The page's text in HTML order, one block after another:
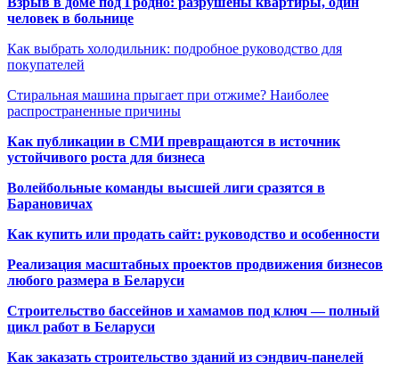
человек в больнице
Как выбрать холодильник: подробное руководство для
покупателей
Стиральная машина прыгает при отжиме? Наиболее
распространенные причины
Как публикации в СМИ превращаются в источник
устойчивого роста для бизнеса
Волейбольные команды высшей лиги сразятся в
Барановичах
Как купить или продать сайт: руководство и особенности
Реализация масштабных проектов продвижения бизнесов
любого размера в Беларуси
Строительство бассейнов и хамамов под ключ — полный
цикл работ в Беларуси
Как заказать строительство зданий из сэндвич-панелей